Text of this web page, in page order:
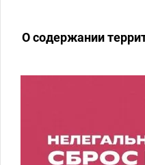
О содержании